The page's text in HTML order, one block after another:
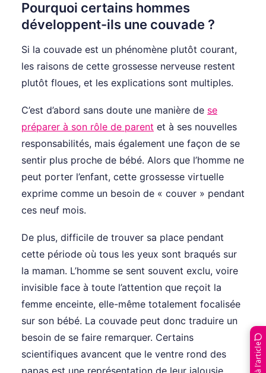
Pourquoi certains hommes
développent-ils une couvade ?
Si la couvade est un phénomène plutôt courant,
les raisons de cette grossesse nerveuse restent
plutôt floues, et les explications sont multiples.
C’est d’abord sans doute une manière de se
préparer à son rôle de parent et à ses nouvelles
responsabilités, mais également une façon de se
sentir plus proche de bébé. Alors que l’homme ne
peut porter l’enfant, cette grossesse virtuelle
exprime comme un besoin de « couver » pendant
ces neuf mois.
De plus, difficile de trouver sa place pendant
cette période où tous les yeux sont braqués sur
la maman. L’homme se sent souvent exclu, voire
invisible face à toute l’attention que reçoit la
femme enceinte, elle-même totalement focalisée
sur son bébé. La couvade peut donc traduire un
besoin de se faire remarquer. Certains
scientifiques avancent que le ventre rond des
papas est une représentation de leur jalousie.